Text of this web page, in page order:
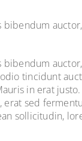
tincidunt
in erat
sed
sollicitudin,